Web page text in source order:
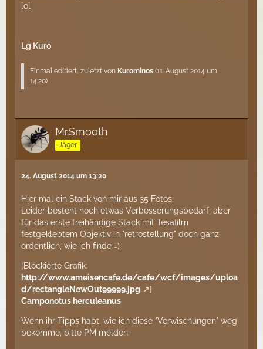
lol
Lg Kuro
Einmal editiert, zuletzt von Kurominos (11. August 2014 um
14:20)
Mr.Smooth
Jäger
24. August 2014 um 13:20
Hier mal ein Stack von mir aus 35 Fotos.
Leider besteht noch etwas Verbesserungsbedarf, aber
für das erste freihändige Stack mit Tesafilm
festgeklebtem Objektiv in "retrostellung" doch ganz
ordentlich, wie ich finde =)
[Blockierte Grafik:
http://www.ameisencafe.de/cafe/wcf/images/uploa
d/rectangleNewOut99999.jpg
]
Camponotus herculeanus
Wenn ihr Tipps habt, wie ich diese "Verwischungen" weg
bekomme, bitte PM melden.